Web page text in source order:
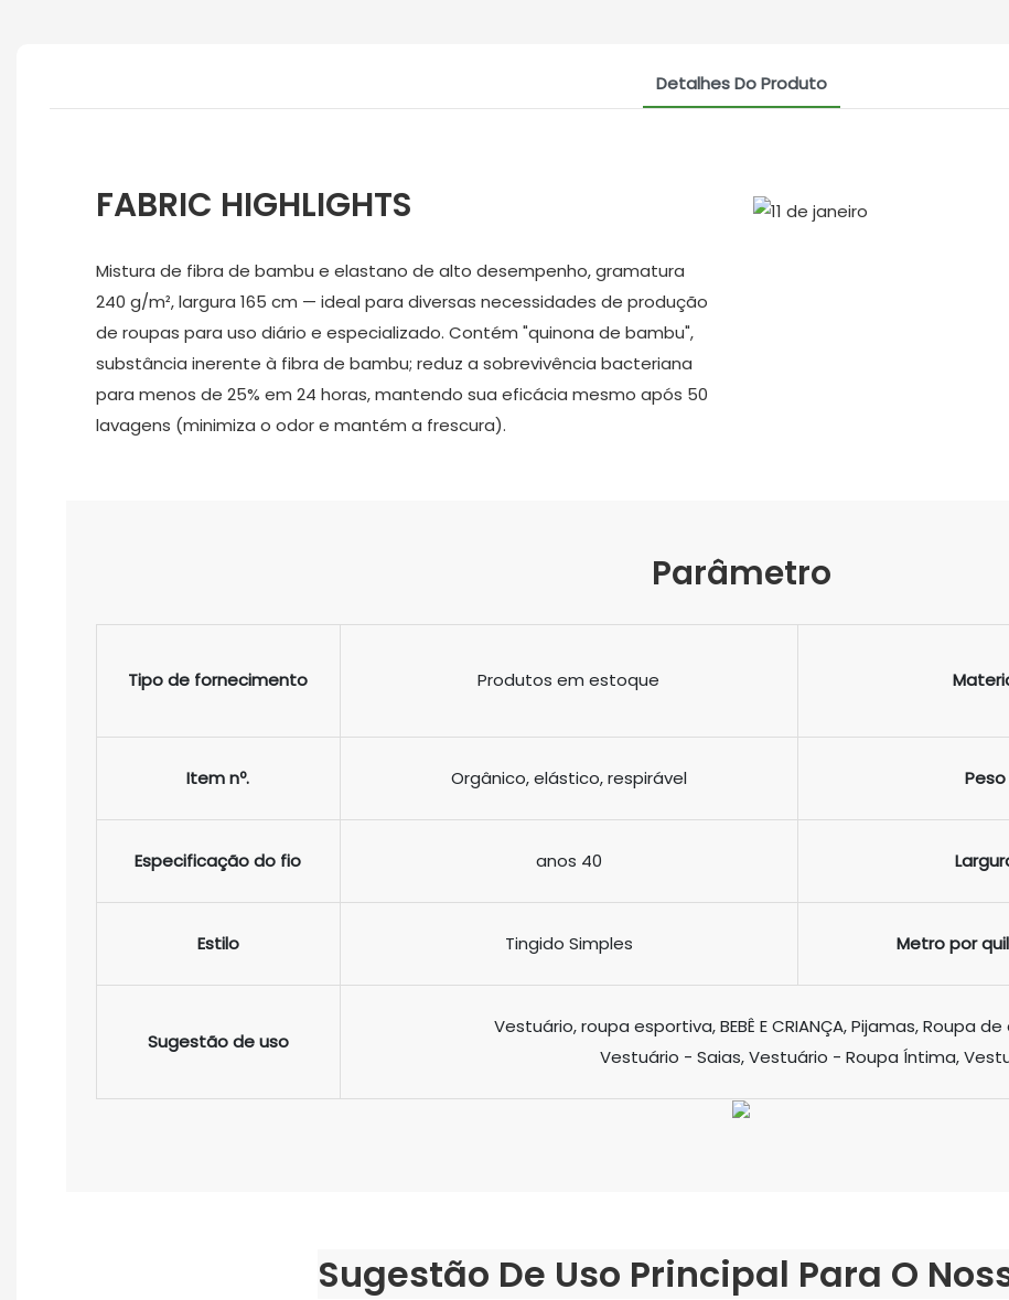
Detalhes Do Produto
FABRIC HIGHLIGHTS
Mistura de fibra de bambu e elastano de alto desempenho, gramatura
240 g/m², largura 165 cm — ideal para diversas necessidades de produção
de roupas para uso diário e especializado. Contém "quinona de bambu",
substância inerente à fibra de bambu; reduz a sobrevivência bacteriana
para menos de 25% em 24 horas, mantendo sua eficácia mesmo após 50
lavagens (minimiza o odor e mantém a frescura).
Parâmetro
Tipo de fornecimento Produtos em estoque
Item nº. Orgânico, elástico, respirável Peso
Especificação do fio anos 40
Estilo Tingido Simples Metro por
Sugestão de uso
Vestuário, roupa esportiva, BEBÊ E CRIANÇA, Pijamas, Roupa
Vestuário - Saias, Vestuário - Roupa Íntima,
Sugestão De Uso Principal Para O